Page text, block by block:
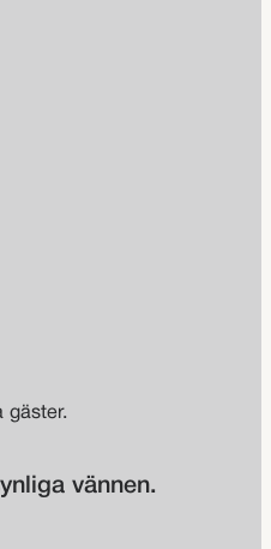
gäster.
vännen.